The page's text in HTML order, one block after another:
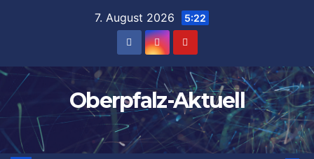
7. August 2026 5:22
Oberpfalz-Aktuell